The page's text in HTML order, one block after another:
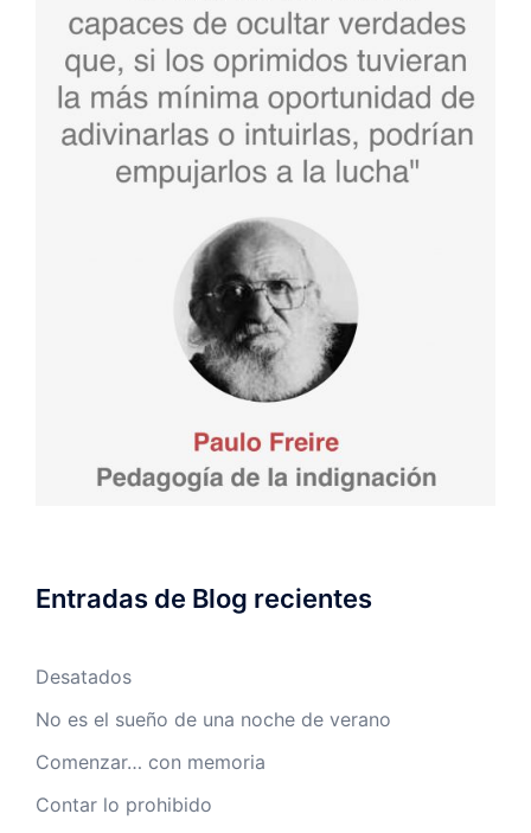
Entradas de Blog recientes
Desatados
No es el sueño de una noche de verano
Comenzar… con memoria
Contar lo prohibido